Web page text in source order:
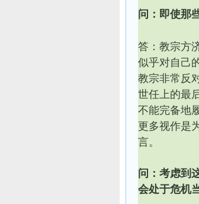
问：即使那
答：教宗方
似乎对自己
教宗非常反
世任上的最
不能完备地
更多视作是
言。
问：考虑到
会处于危机